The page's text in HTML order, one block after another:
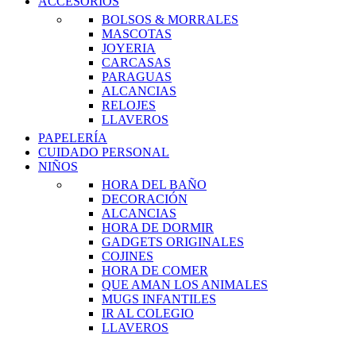
BOLSOS & MORRALES
MASCOTAS
JOYERIA
CARCASAS
PARAGUAS
ALCANCIAS
RELOJES
LLAVEROS
PAPELERÍA
CUIDADO PERSONAL
NIÑOS
HORA DEL BAÑO
DECORACIÓN
ALCANCIAS
HORA DE DORMIR
GADGETS ORIGINALES
COJINES
HORA DE COMER
QUE AMAN LOS ANIMALES
MUGS INFANTILES
IR AL COLEGIO
LLAVEROS